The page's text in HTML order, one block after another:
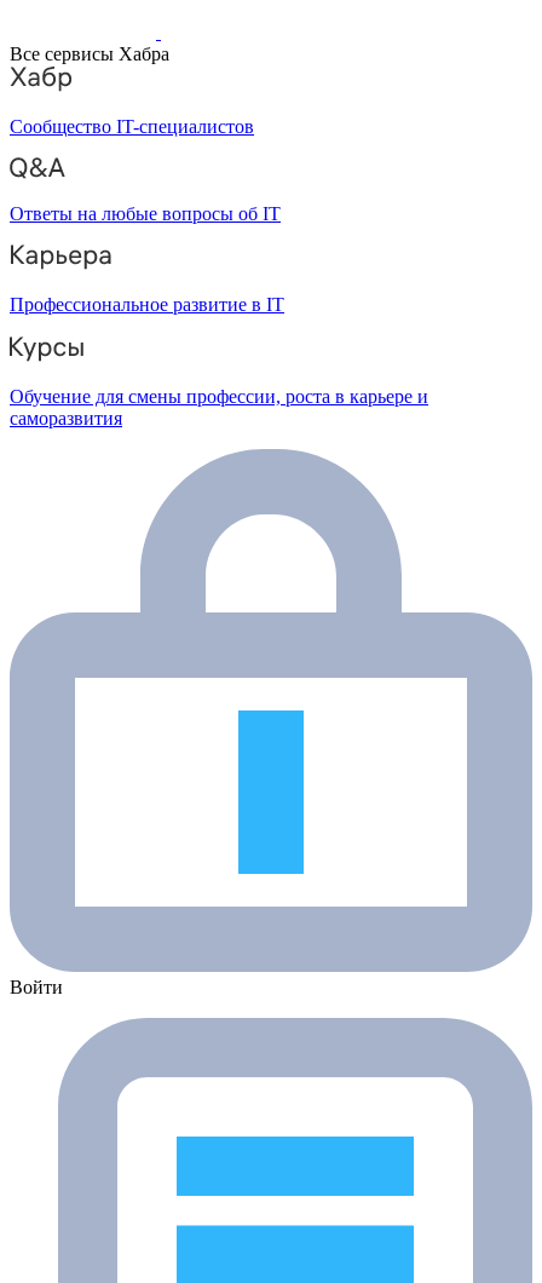
Все сервисы Хабра
Сообщество IT-специалистов
Ответы на любые вопросы об IT
Профессиональное развитие в IT
Обучение для смены профессии, роста в карьере и
саморазвития
Войти